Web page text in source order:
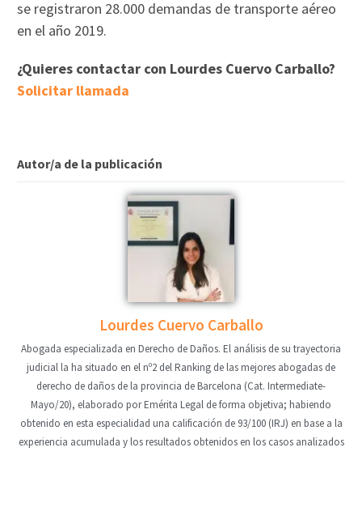
se registraron 28.000 demandas de transporte aéreo
en el año 2019.
¿Quieres contactar con Lourdes Cuervo Carballo?
Solicitar llamada
Autor/a de la publicación
Lourdes Cuervo Carballo
Abogada especializada en Derecho de Daños. El análisis de su trayectoria
judicial la ha situado en el nº2 del Ranking de las mejores abogadas de
derecho de daños de la provincia de Barcelona (Cat. Intermediate-
Mayo/20), elaborado por Emérita Legal de forma objetiva; habiendo
obtenido en esta especialidad una calificación de 93/100 (IRJ) en base a la
experiencia acumulada y los resultados obtenidos en los casos analizados